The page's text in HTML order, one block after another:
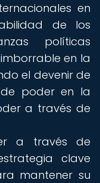
en
de los
políticas
en la
el devenir de
poder en la
a través de
a través de
clave
mantener su